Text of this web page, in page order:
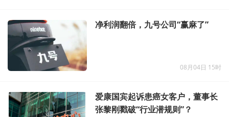
净利润翻倍，九号公司“赢麻了”
08月04日 15时
爱康国宾起诉患癌女客户，董事长
张黎刚戳破“行业潜规则”？